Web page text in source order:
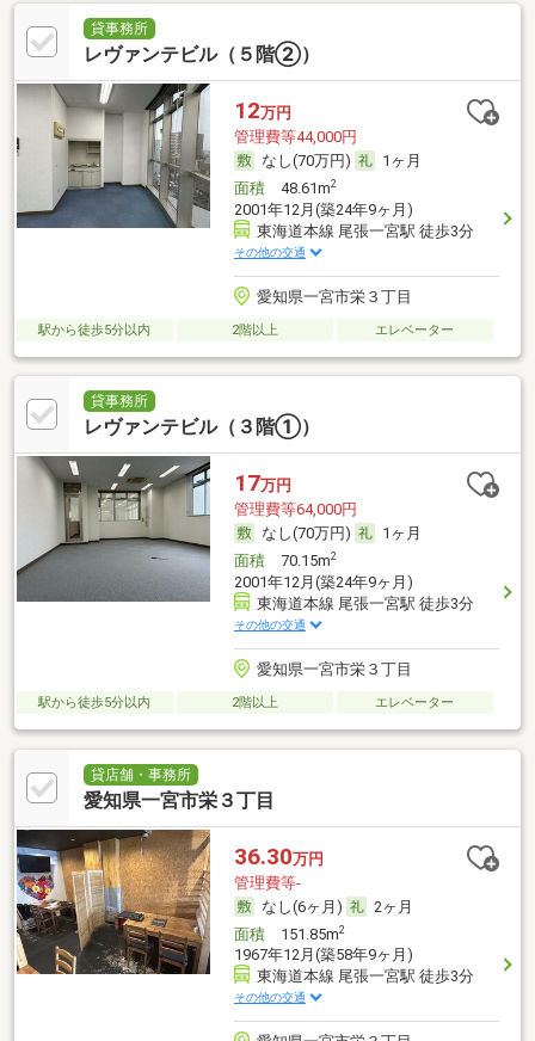
貸事務所
レヴァンテビル（５階②）
12万円
管理費等44,000円
なし(70万円)
1ヶ月
面積48.61m2
2001年12月(築24年9ヶ月)
東海道本線 尾張一宮駅 徒歩3分
その他の交通
愛知県一宮市栄３丁目
駅から徒歩5分以内 2階以上 エレベーター
貸事務所
レヴァンテビル（３階①）
17万円
管理費等64,000円
なし(70万円)
1ヶ月
面積70.15m2
2001年12月(築24年9ヶ月)
東海道本線 尾張一宮駅 徒歩3分
その他の交通
愛知県一宮市栄３丁目
駅から徒歩5分以内 2階以上 エレベーター
貸店舗・事務所
愛知県一宮市栄３丁目
36.30万円
管理費等-
なし(6ヶ月)
2ヶ月
面積151.85m2
1967年12月(築58年9ヶ月)
東海道本線 尾張一宮駅 徒歩3分
その他の交通